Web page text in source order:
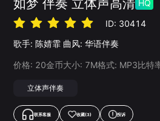
如梦 伴奏 立体声高清 HQ
ID: 30414
歌手: 陈婧霏 曲风: 华语伴奏
价格: 20金币大小: 7M格式: MP3比特
立体声伴奏
联系客服 收藏(3) 投诉